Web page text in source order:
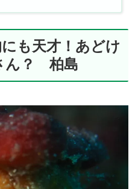
も天才！あどけ
ん？ 柏島